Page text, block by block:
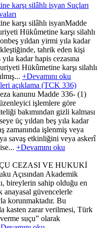
karşı silâhlı isyan Suçları
karşı silâhlı isyanMadde
Hükûmetine karşı silahlı
yıldan yirmi yıla kadar
tahrik eden kişi
kadar hapis cezasına
Hükûmetine karşı silahlı
+Devamını oku
açıklama (TCK 336)
kanunu Madde 336- (1)
işlemlere göre
bakımından gizli kalması
üç yıldan beş yıla kadar
zamanında işlenmiş veya
savaş etkinliğini veya askerî
+Devamını oku
CEZASI VE HUKUKİ
Açısından Akademik
bireylerin sahip olduğu en
anayasal güvencelerle
korunmaktadır. Bu
kasten zarar verilmesi, Türk
suçu” olarak